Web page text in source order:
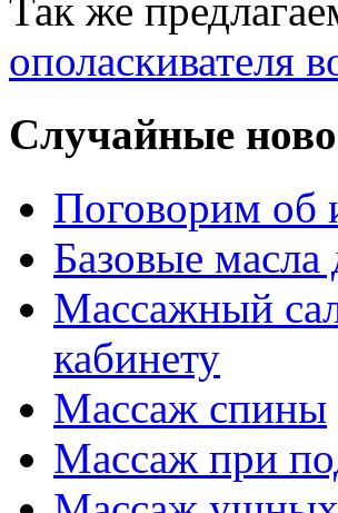
Так же
ополаскивателя
Случайные
Поговорим об
Базовые масла
Массажный
кабинету
Массаж спины
Массаж при